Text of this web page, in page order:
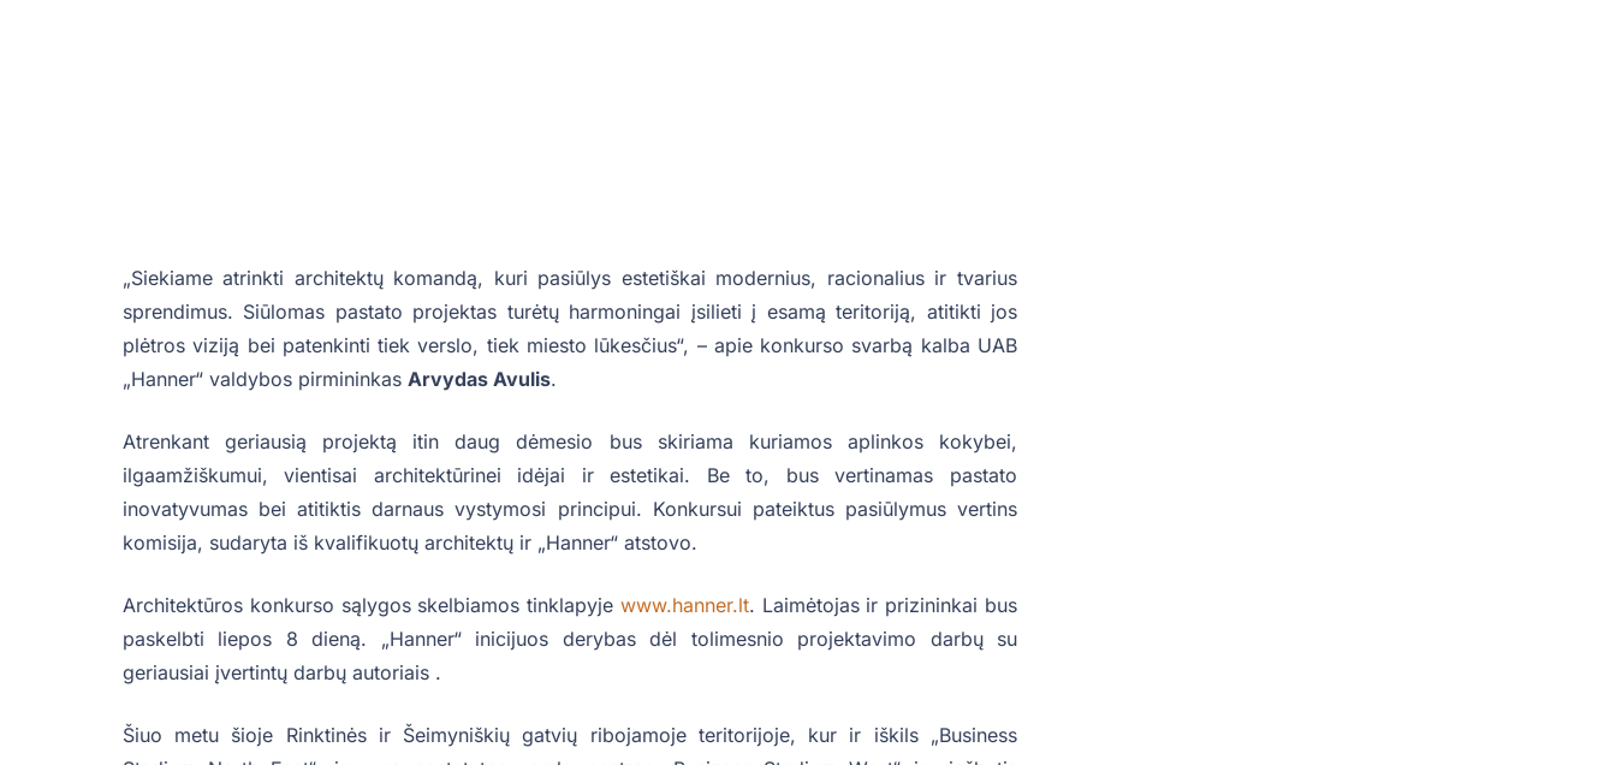
„Siekiame atrinkti architektų komandą, kuri pasiūlys estetiškai modernius, racionalius ir tvarius
sprendimus. Siūlomas pastato projektas turėtų harmoningai įsilieti į esamą teritoriją, atitikti jos
plėtros viziją bei patenkinti tiek verslo, tiek miesto lūkesčius“, – apie konkurso svarbą kalba UAB
„Hanner“ valdybos pirmininkas Arvydas Avulis.
Atrenkant geriausią projektą itin daug dėmesio bus skiriama kuriamos aplinkos kokybei,
ilgaamžiškumui, vientisai architektūrinei idėjai ir estetikai. Be to, bus vertinamas pastato
inovatyvumas bei atitiktis darnaus vystymosi principui. Konkursui pateiktus pasiūlymus vertins
komisija, sudaryta iš kvalifikuotų architektų ir „Hanner“ atstovo.
Architektūros konkurso sąlygos skelbiamos tinklapyje www.hanner.lt. Laimėtojas ir prizininkai bus
paskelbti liepos 8 dieną. „Hanner“ inicijuos derybas dėl tolimesnio projektavimo darbų su
geriausiai įvertintų darbų autoriais .
Šiuo metu šioje Rinktinės ir Šeimyniškių gatvių ribojamoje teritorijoje, kur ir iškils „Business